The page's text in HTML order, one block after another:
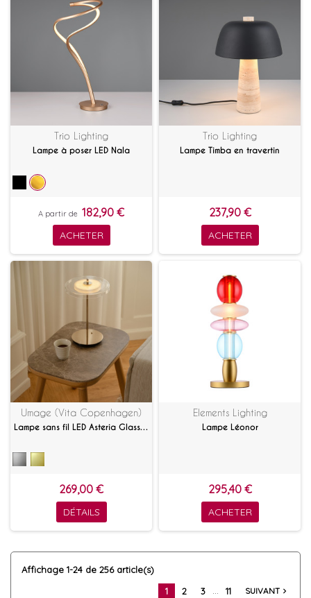
Trio Lighting
Lampe à poser LED Nala
A partir de 182,90 €
ACHETER
Trio Lighting
Lampe Timba en travertin
237,90 €
ACHETER
Umage (Vita Copenhagen)
Lampe sans fil LED Asteria Glass Move
269,00 €
DÉTAILS
Elements Lighting
Lampe Léonor
295,40 €
ACHETER
Affichage 1-24 de 256 article(s)
1
2 3 … 11 SUIVANT navigate_next